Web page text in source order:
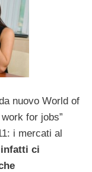
nuovo World of
for jobs”
i mercati al
ci